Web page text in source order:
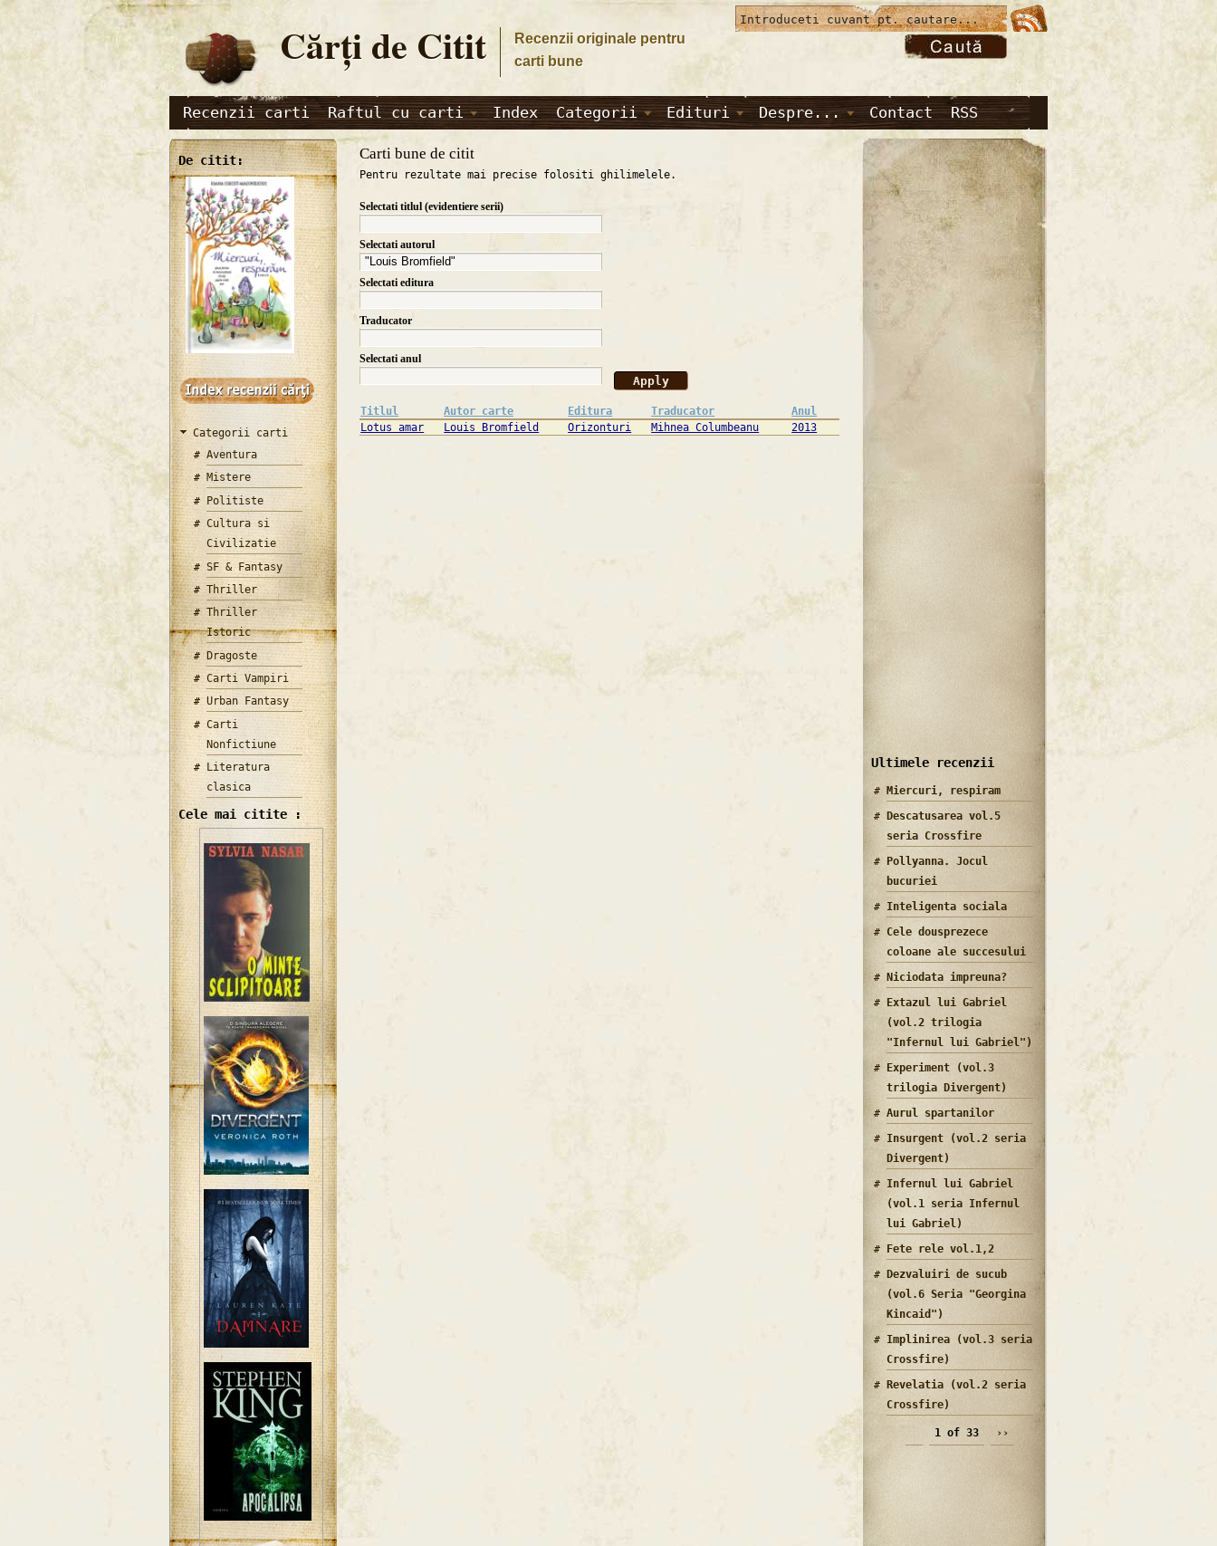
Cărţi de Citit
Recenzii originale pentru
carti bune
Recenzii carti Raftul cu carti Index Categorii Edituri Despre... Contact RSS
De citit:
Categorii carti
Aventura
Mistere
Politiste
Cultura si
Civilizatie
SF & Fantasy
Thriller
Thriller
Istoric
Dragoste
Carti Vampiri
Urban Fantasy
Carti
Nonfictiune
Literatura
clasica
Cele mai citite :
Carti bune de citit
Pentru rezultate mai precise folositi ghilimelele.
Selectati titlul (evidentiere serii)
Selectati autorul
Selectati editura
Traducator
Selectati anul
Titlul Autor carte Editura Traducator
Anul
Lotus amar
Louis Bromfield Orizonturi Mihnea Columbeanu 2013
Ultimele recenzii
Miercuri, respiram
Descatusarea vol.5
seria Crossfire
Pollyanna. Jocul
bucuriei
Inteligenta sociala
Cele dousprezece
coloane ale succesului
Niciodata impreuna?
Extazul lui Gabriel
(vol.2 trilogia
"Infernul lui Gabriel")
Experiment (vol.3
trilogia Divergent)
Aurul spartanilor
Insurgent (vol.2 seria
Divergent)
Infernul lui Gabriel
(vol.1 seria Infernul
lui Gabriel)
Fete rele vol.1,2
Dezvaluiri de sucub
(vol.6 Seria "Georgina
Kincaid")
Implinirea (vol.3 seria
Crossfire)
Revelatia (vol.2 seria
Crossfire)
1 of 33 ››